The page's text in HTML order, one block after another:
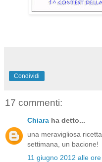
Condividi
17 commenti:
Chiara ha detto...
una meravigliosa
settimana, un bacione!
11 giugno 2012 alle ore